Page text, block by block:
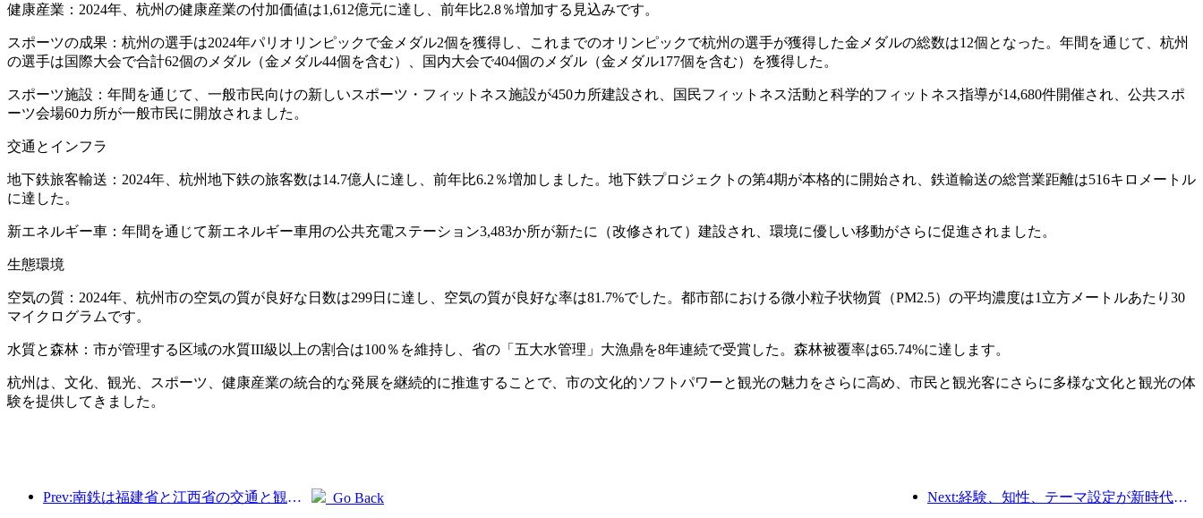
健康産業：2024年、杭州の健康産業の付加価値は1,612億元に達し、前年比2.8％増加する見込みです。
スポーツの成果：杭州の選手は2024年パリオリンピックで金メダル2個を獲得し、これまでのオリンピックで杭州の選手が獲得した金メダルの総数は12個となった。年間を通じて、杭州
の選手は国際大会で合計62個のメダル（金メダル44個を含む）、国内大会で404個のメダル（金メダル177個を含む）を獲得した。
スポーツ施設：年間を通じて、一般市民向けの新しいスポーツ・フィットネス施設が450カ所建設され、国民フィットネス活動と科学的フィットネス指導が14,680件開催され、公共スポ
ーツ会場60カ所が一般市民に開放されました。
交通とインフラ
地下鉄旅客輸送：2024年、杭州地下鉄の旅客数は14.7億人に達し、前年比6.2％増加しました。地下鉄プロジェクトの第4期が本格的に開始され、鉄道輸送の総営業距離は516キロメートル
に達した。
新エネルギー車：年間を通じて新エネルギー車用の公共充電ステーション3,483か所が新たに（改修されて）建設され、環境に優しい移動がさらに促進されました。
生態環境
空気の質：2024年、杭州市の空気の質が良好な日数は299日に達し、空気の質が良好な率は81.7%でした。都市部における微小粒子状物質（PM2.5）の平均濃度は1立方メートルあたり30
マイクログラムです。
水質と森林：市が管理する区域の水質III級以上の割合は100％を維持し、省の「五大水管理」大漁鼎を8年連続で受賞した。森林被覆率は65.74%に達します。
杭州は、文化、観光、スポーツ、健康産業の統合的な発展を継続的に推進することで、市の文化的ソフトパワーと観光の魅力をさらに高め、市民と観光客にさらに多様な文化と観光の体
験を提供してきました。
Prev:南鉄は福建省と江西省の交通と観光の一体的発展を促進するため、11種類の新しい乗車券商品を発売した。 Next:経験、知性、テーマ設定が新時代のホテルの解決策
Go Back